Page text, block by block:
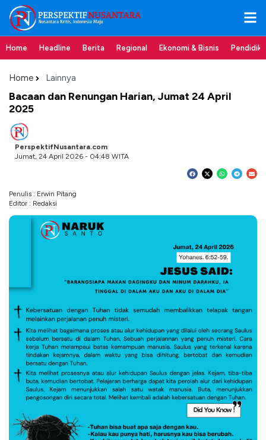
Home Headline Berita Regional Ekonomi & Bisnis
Home Lainnya
Bacaan dan Renungan Harian, Jumat 24 April
2025
PerspektifNusantara.com
Jumat, 24 April 2026 - 04:48 WITA
Penulis : Erwin Pitang
Editor : Redaksi